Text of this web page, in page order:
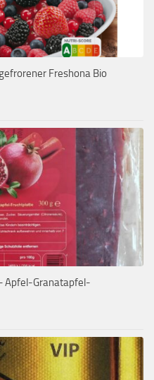
Freshona Bio
Apfel-Granatapfel-